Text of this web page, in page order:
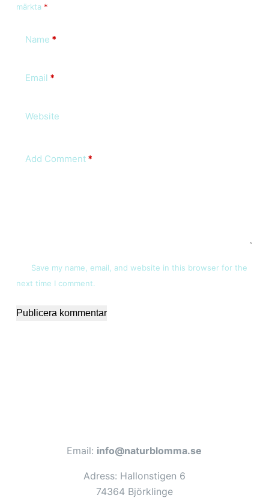
märkta *
Name *
Email *
Website
Add Comment*
Save my name, email, and website in this browser for the
next time I comment.
Publicera kommentar
Email: info@naturblomma.se
Adress: Hallonstigen 6
74364 Björklinge